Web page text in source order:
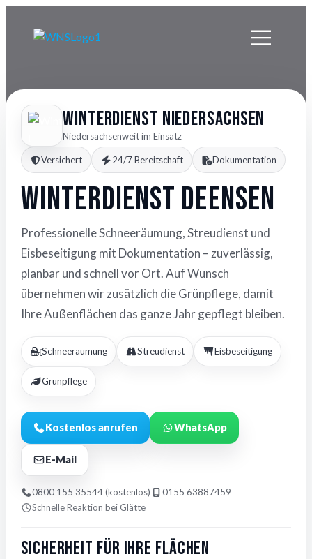
Winterdienst Niedersachsen
Niedersachsenweit im Einsatz
Versichert 24/7 Bereitschaft Dokumentation
Winterdienst Deensen
Professionelle Schneeräumung, Streudienst und
Eisbeseitigung mit Dokumentation – zuverlässig,
planbar und schnell vor Ort. Auf Wunsch
übernehmen wir zusätzlich die Grünpflege, damit
Ihre Außenflächen das ganze Jahr gepflegt bleiben.
Schneeräumung Streudienst Eisbeseitigung
Grünpflege
Kostenlos anrufen WhatsApp
E-Mail
0800 155 35544 (kostenlos)
0155 63887459
Schnelle Reaktion bei Glätte
Sicherheit für Ihre Flächen